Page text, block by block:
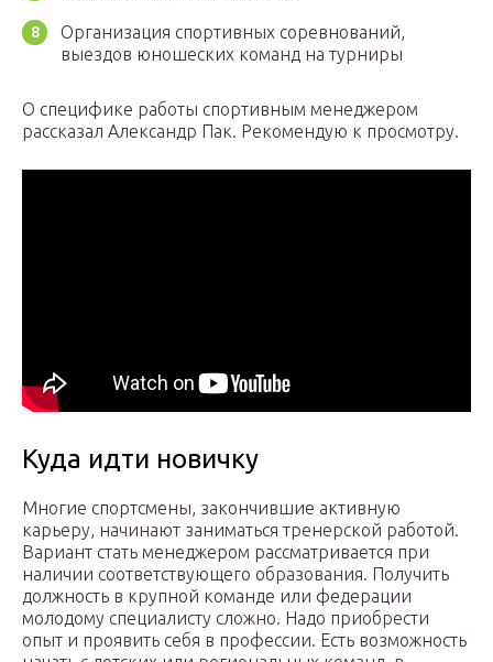
Организация спортивных соревнований,
выездов юношеских команд на турниры
О специфике работы спортивным менеджером
рассказал Александр Пак. Рекомендую к просмотру.
Куда идти новичку
Многие спортсмены, закончившие активную
карьеру, начинают заниматься тренерской работой.
Вариант стать менеджером рассматривается при
наличии соответствующего образования. Получить
должность в крупной команде или федерации
молодому специалисту сложно. Надо приобрести
опыт и проявить себя в профессии. Есть возможность